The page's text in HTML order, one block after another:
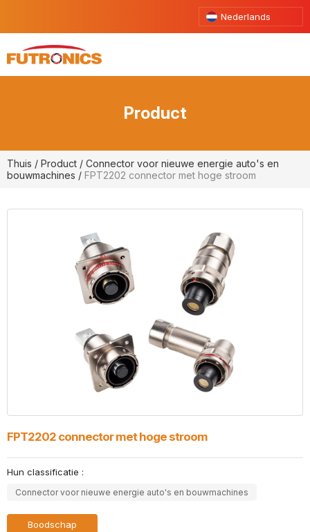
Nederlands
Product
Thuis / Product / Connector voor nieuwe energie auto's en
bouwmachines / FPT2202 connector met hoge stroom
FPT2202 connector met hoge stroom
Hun classificatie :
Connector voor nieuwe energie auto's en bouwmachines
Boodschap